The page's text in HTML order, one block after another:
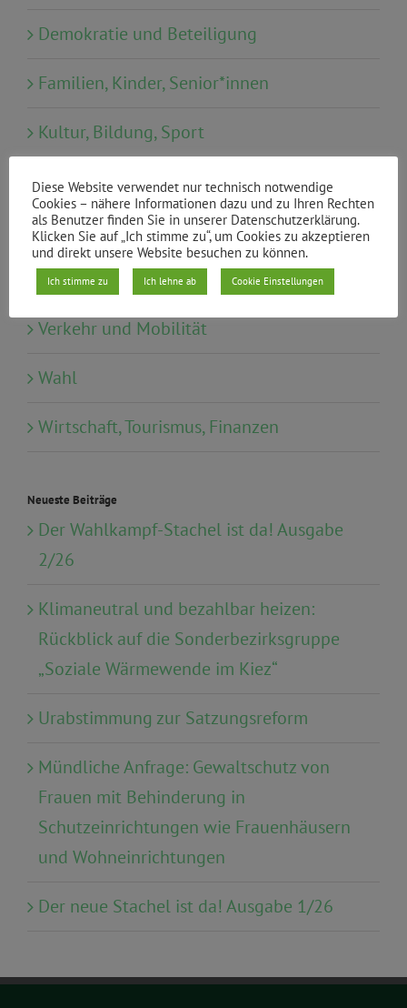
Demokratie und Beteiligung
Familien, Kinder, Senior*innen
Kultur, Bildung, Sport
offene Gesellschaft
Stadtentwicklung und Wohnen
Umwelt, Natur, Klima
Verkehr und Mobilität
Wahl
Wirtschaft, Tourismus, Finanzen
Neueste Beiträge
Der Wahlkampf-Stachel ist da! Ausgabe
2/26
Klimaneutral und bezahlbar heizen:
Rückblick auf die Sonderbezirksgruppe
„Soziale Wärmewende im Kiez“
Urabstimmung zur Satzungsreform
Mündliche Anfrage: Gewaltschutz von
Frauen mit Behinderung in
Schutzeinrichtungen wie Frauenhäusern
und Wohneinrichtungen
Der neue Stachel ist da! Ausgabe 1/26
Diese Website verwendet nur technisch notwendige
Cookies – nähere Informationen dazu und zu Ihren Rechten
als Benutzer finden Sie in unserer Datenschutzerklärung.
Klicken Sie auf „Ich stimme zu“, um Cookies zu akzeptieren
und direkt unsere Website besuchen zu können.
Ich stimme zu Ich lehne ab Cookie Einstellungen